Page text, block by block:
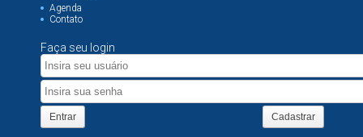
Agenda
Contato
Faça seu login
Entrar Cadastrar